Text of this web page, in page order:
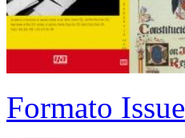
Formato Issue